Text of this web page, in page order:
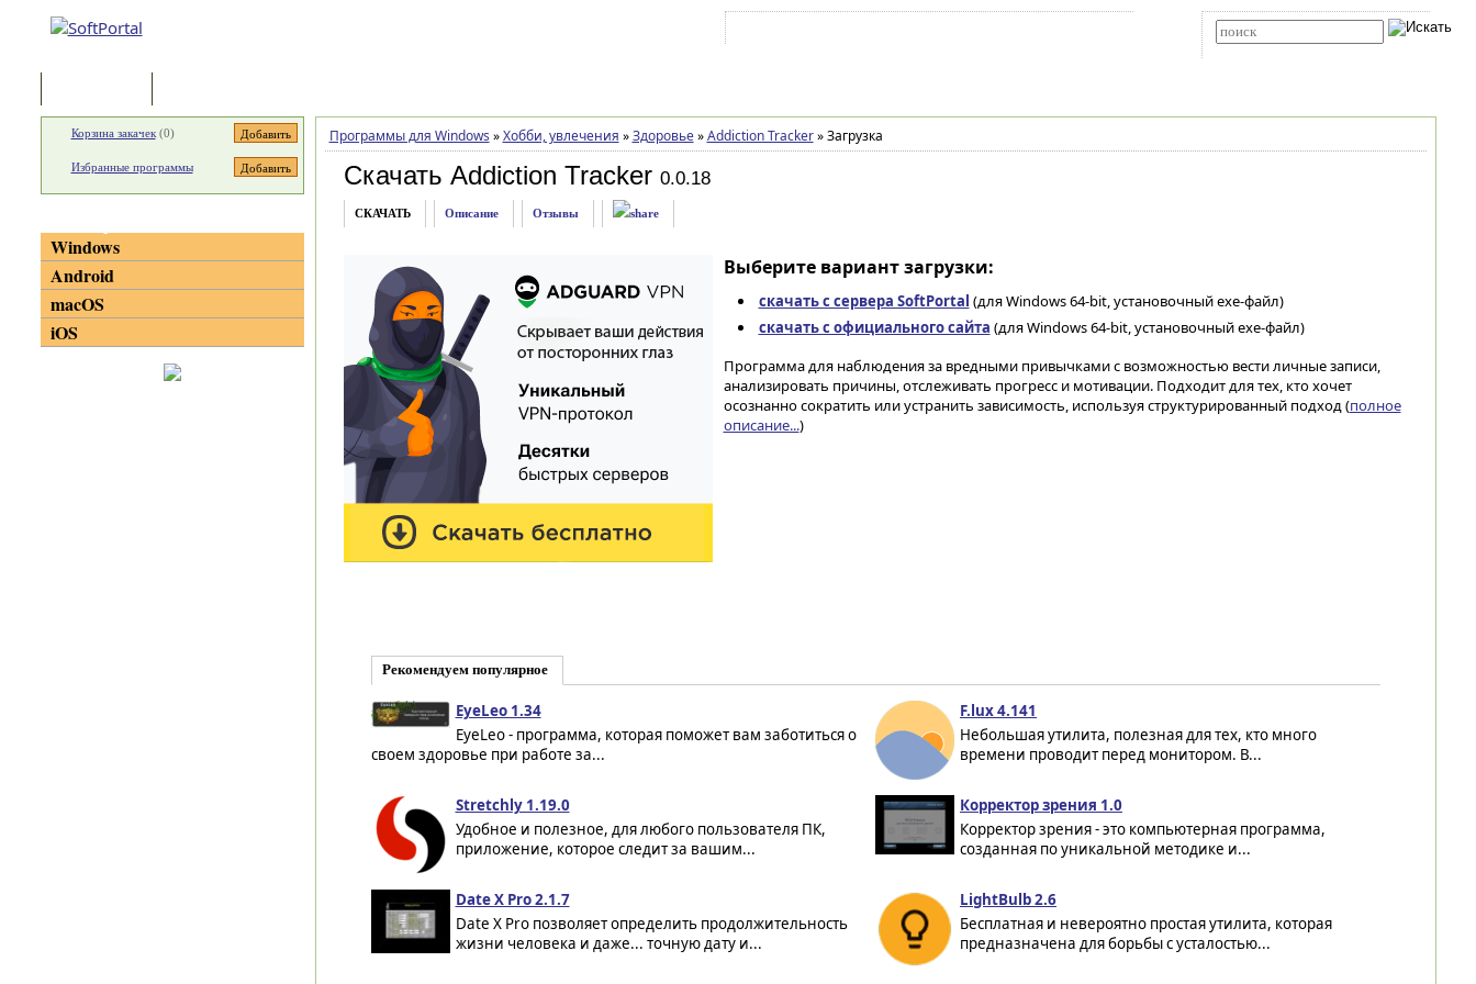
Программы для Windows » Хобби, увлечения » Здоровье » Addiction Tracker »Загрузка
Скачать Addiction Tracker 0.0.18
СКАЧАТЬ Описание Отзывы
Выберите вариант загрузки:
скачать с сервера SoftPortal (для Windows 64-bit, установочный exe-файл)
скачать с официального сайта (для Windows 64-bit, установочный exe-файл)
Программа для наблюдения за вредными привычками с возможностью вести личные записи,
анализировать причины, отслеживать прогресс и мотивации. Подходит для тех, кто хочет
осознанно сократить или устранить зависимость, используя структурированный подход (полное
описание...)
Рекомендуем популярное
EyeLeo 1.34
EyeLeo - программа, которая поможет вам заботиться о
своем здоровье при работе за...
F.lux 4.141
Небольшая утилита, полезная для тех, кто много
времени проводит перед монитором. В...
Stretchly 1.19.0
Удобное и полезное, для любого пользователя ПК,
приложение, которое следит за вашим...
Корректор зрения 1.0
Корректор зрения - это компьютерная программа,
созданная по уникальной методике и...
Date X Pro 2.1.7
Date X Pro позволяет определить продолжительность
жизни человека и даже... точную дату и...
LightBulb 2.6
Бесплатная и невероятно простая утилита, которая
предназначена для борьбы с усталостью...
Корзина закачек(0)
Избранные программы
Windows
Android
macOS
iOS